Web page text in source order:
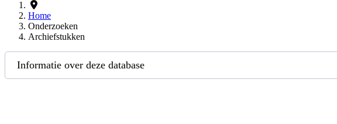
Home
Onderzoeken
Archiefstukken
Informatie over deze database